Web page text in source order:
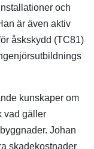
och
är även aktiv
åskskydd (TC81)
kunskaper om
vad gäller
Johan
skadekostnader